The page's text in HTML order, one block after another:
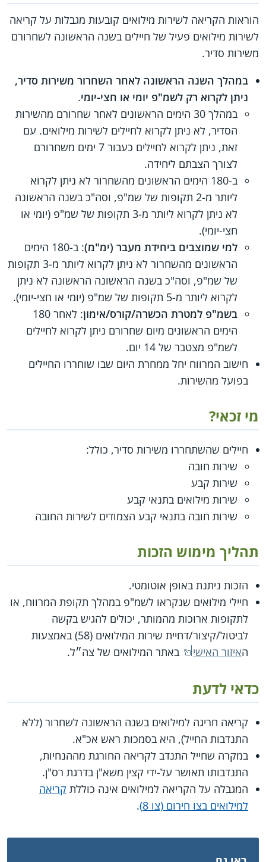
הוראות הקריאה לשירות מילואים קובעות מגבלות על קריאה
לשירות מילואים פעיל של חיילים בשנה הראשונה לשחרורם
משירות סדיר.
במהלך השנה הראשונה לאחר השחרור משירות סדיר,
ניתן לקרוא רק לשמ"פ יומי או חצי-יומי.
במהלך 30 הימים הראשונים לאחר שחרורם מהשירות
הסדיר, לא ניתן לקרוא לחיילים לשירות מילואים. עם
זאת, ניתן לקרוא לחיילים כעבור 7 ימים משחרורם
לצורך הצבתם ליחידה.
ב-180 הימים הראשונים מהשחרור לא ניתן לקרוא
ליותר מ-2 תקופות של שמ"פ, וסה"כ בשנה הראשונה
לא ניתן לקרוא ליותר מ-3 תקופות של שמ"פ (יומי או
חצי-יומי).
למי שמוצבים ביחידת מעבר (ימ"מ)
: ב-180 הימים
הראשונים מהשחרור לא ניתן לקרוא ליותר מ-3 תקופות
של שמ"פ, וסה"כ בשנה הראשונה הראשונה לא ניתן
לקרוא ליותר מ-5 תקופות של שמ"פ (יומי או חצי-יומי).
בשמ"פ למטרת הכשרה/קורס/אימון
: לאחר 180
הימים הראשונים מיום שחרורם ניתן לקרוא לחיילים
לשמ"פ מצטבר של 14 יום.
חישוב המרווח יחל ממחרת היום שבו שוחררו החיילים
בפועל מהשירות.
מי זכאי?
חיילים שהשתחררו משירות סדיר, כולל:
שירות חובה
שירות קבע
שירות מילואים בתנאי קבע
שירות חובה בתנאי קבע הצמודים לשירות החובה
תהליך מימוש הזכות
הזכות ניתנת באופן אוטומטי.
חיילי מילואים שנקראו לשמ"פ במהלך תקופת המרווח, או
לתקופות ארוכות מהמותר, יכולים להגיש בקשה
לביטול/קיצור/דחיית שירות המילואים (58) באמצעות
האיזור האישי באתר המילואים של צה״ל.
כדאי לדעת
קריאה חריגה למילואים בשנה הראשונה לשחרור (ללא
התנדבות החייל), היא בסמכות ראש אכ"א.
במקרה שחייל התנדב לקריאה החורגת מההנחיות,
התנדבותו תאושר על-ידי קצין משא"ן בדרגת רס"ן.
המגבלה על הקריאה למילואים אינה כוללת קריאה
למילואים בצו חירום (צו 8)
.